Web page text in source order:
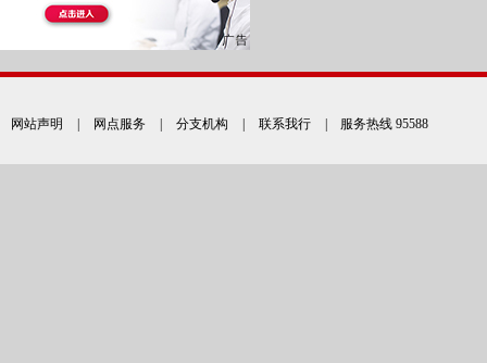
网站声明 网点服务 分支机构 联系我行 | 服务热线 95588